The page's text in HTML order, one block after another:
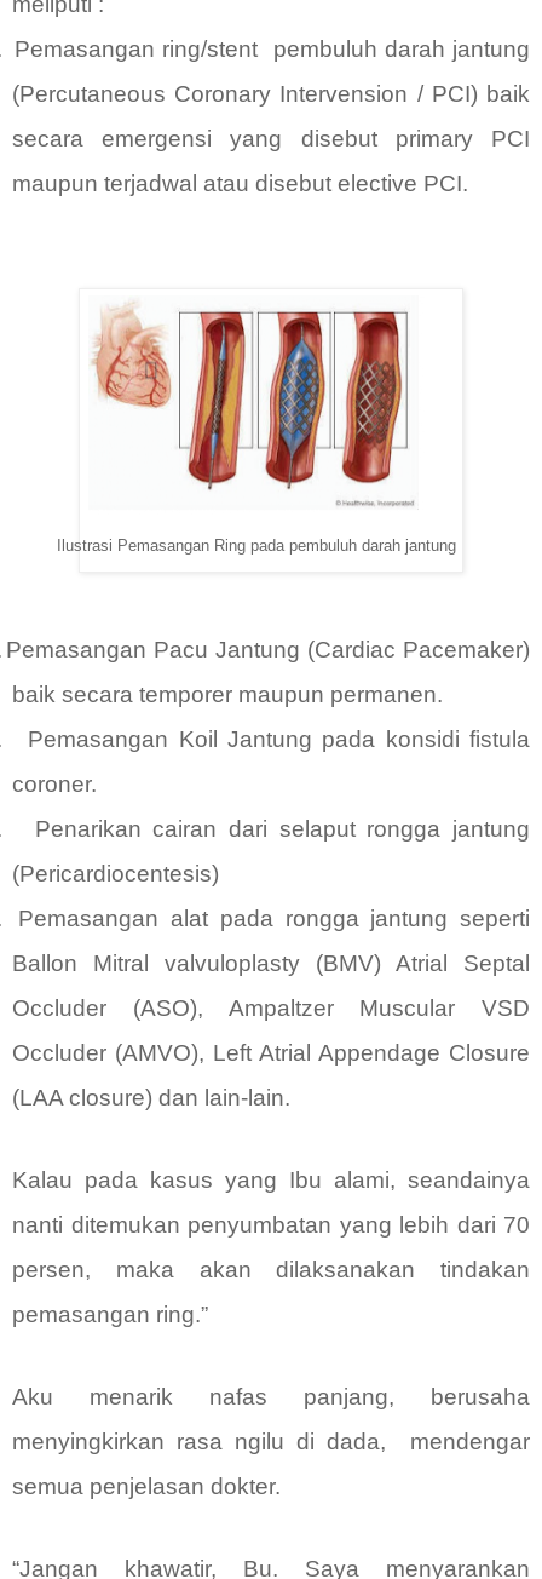
Pemasangan ring/stent
pembuluh darah jantung
(Percutaneous Coronary Intervension / PCI) baik
secara emergensi yang disebut primary PCI
maupun terjadwal atau disebut elective PCI.
Ilustrasi Pemasangan Ring pada pembuluh darah jantung
Pemasangan Pacu Jantung (Cardiac Pacemaker)
baik secara temporer maupun permanen.
Pemasangan Koil Jantung pada konsidi fistula
coroner.
Penarikan cairan dari selaput rongga jantung
(Pericardiocentesis)
Pemasangan alat pada rongga jantung seperti
Ballon Mitral valvuloplasty (BMV) Atrial Septal
Occluder (ASO), Ampaltzer Muscular VSD
Occluder (AMVO), Left Atrial Appendage Closure
(LAA closure) dan lain-lain.
Kalau pada kasus yang Ibu alami, seandainya
nanti ditemukan penyumbatan yang lebih dari 70
persen, maka akan dilaksanakan tindakan
pemasangan ring.”
Aku menarik nafas panjang, berusaha
menyingkirkan rasa ngilu di dada,
mendengar
semua penjelasan dokter.
“Jangan khawatir, Bu. Saya menyarankan